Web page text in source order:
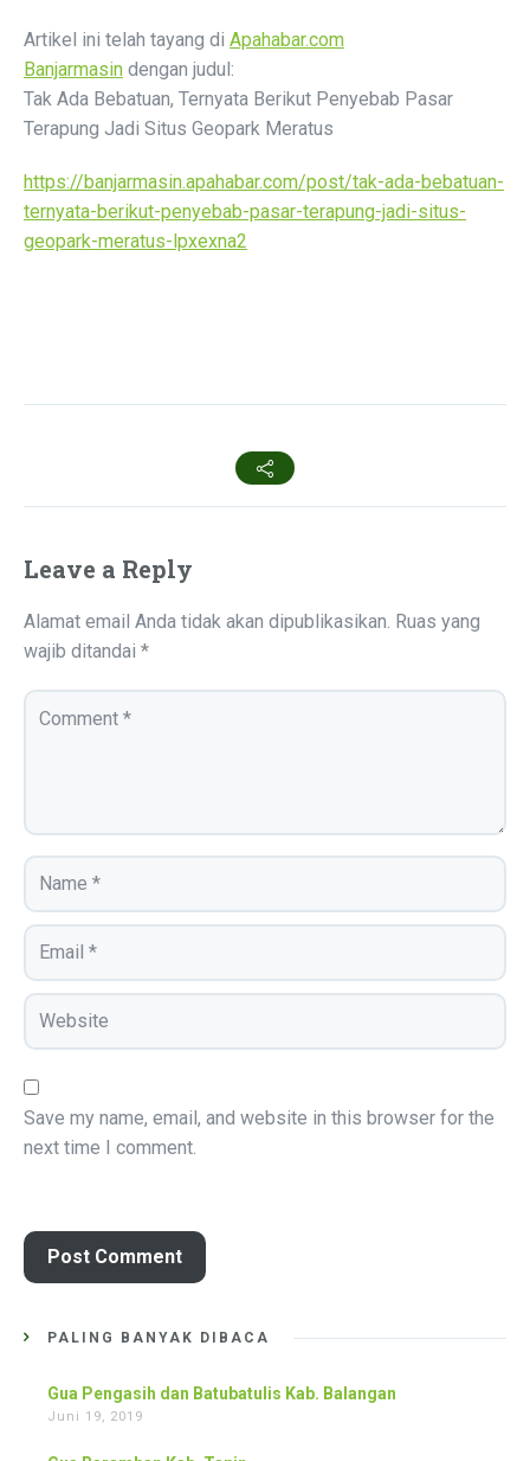
Artikel ini telah tayang di Apahabar.com
Banjarmasin dengan judul:
Tak Ada Bebatuan, Ternyata Berikut Penyebab Pasar
Terapung Jadi Situs Geopark Meratus
https://banjarmasin.apahabar.com/post/tak-ada-bebatuan-
ternyata-berikut-penyebab-pasar-terapung-jadi-situs-
geopark-meratus-lpxexna2
Leave a Reply
Alamat email Anda tidak akan dipublikasikan. Ruas yang
wajib ditandai *
Save my name, email, and website in this browser for the
next time I comment.
PALING BANYAK DIBACA
Gua Pengasih dan Batubatulis Kab. Balangan
Juni 19, 2019